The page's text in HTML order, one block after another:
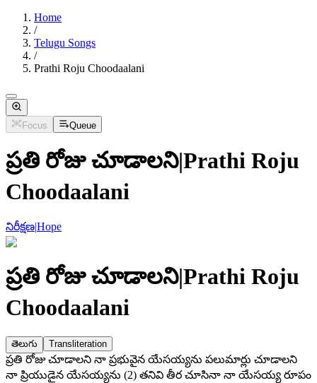
Home
/
Telugu Songs
/
Prathi Roju Choodaalani
Focus Queue
ప్రతి రోజు చూడాలని|Prathi Roju
Choodaalani
నిరీక్షణ|Hope
ప్రతి రోజు చూడాలని|Prathi Roju
Choodaalani
తెలుగు Transliteration
ప్రతి రోజు చూడాలని నా ప్రభువైన యేసయ్యను పలుమార్లు చూడాలని
నా ప్రియుడైన యేసయ్యను (2) తనివి తీర చూసినా నా యేసయ్య రూపం